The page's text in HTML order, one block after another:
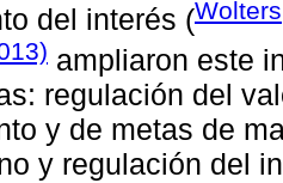
del interés (
ampliaron este
regulación del
y de metas de
y regulación del